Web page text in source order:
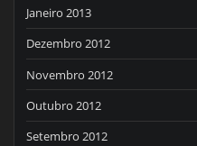
Janeiro 2013
Dezembro 2012
Novembro 2012
Outubro 2012
Setembro 2012